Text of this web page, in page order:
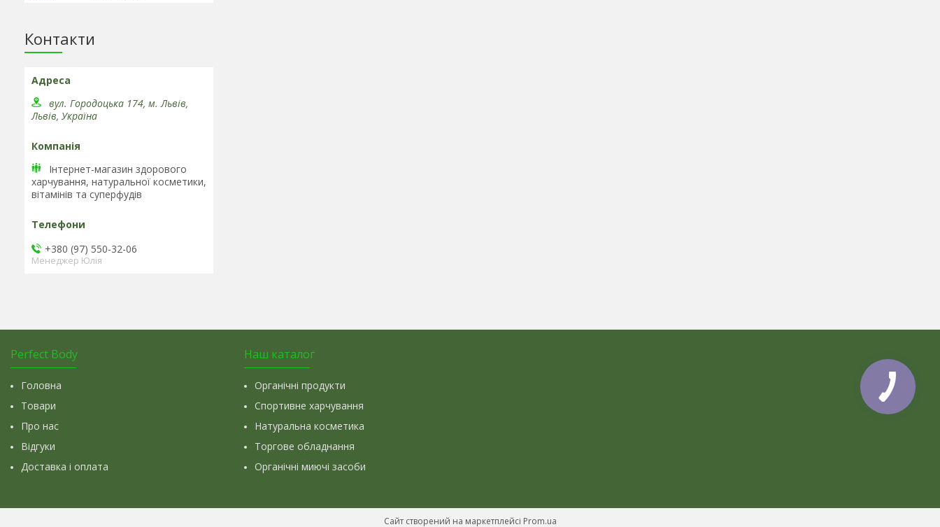
Контакти
вул. Городоцька 174, м. Львів,
Львів, Україна
Інтернет-магазин здорового
харчування, натуральної косметики,
вітамінів та cуперфудів
+380 (97) 550-32-06
Менеджер Юлія
Perfect Body
Головна
Товари
Про нас
Відгуки
Доставка і оплата
Наш каталог
Органічні продукти
Спортивне харчування
Натуральна косметика
Торгове обладнання
Органічні миючі засоби
Сайт створений на маркетплейсі Prom.ua